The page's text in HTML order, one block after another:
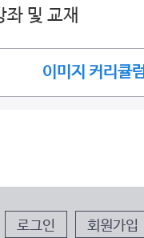
좌 및 교재
이미지 커리큘럼
로그인 회원가입